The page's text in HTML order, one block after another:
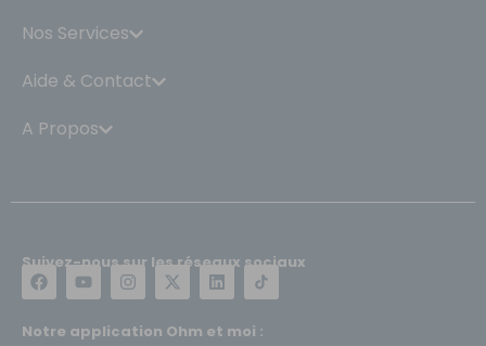
Nos Services
Aide & Contact
A Propos
Suivez-nous sur les réseaux sociaux
Notre application Ohm et moi :